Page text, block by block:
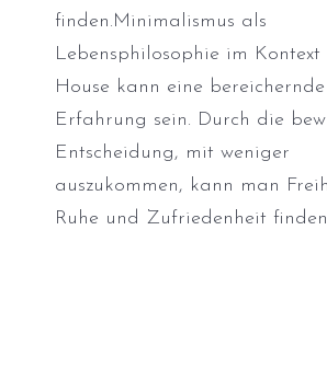
finden.Minimalismus als
Lebensphilosophie im Kontext
House kann eine bereichernde
Erfahrung sein. Durch die
Entscheidung, mit weniger
auszukommen, kann man
Ruhe und Zufriedenheit